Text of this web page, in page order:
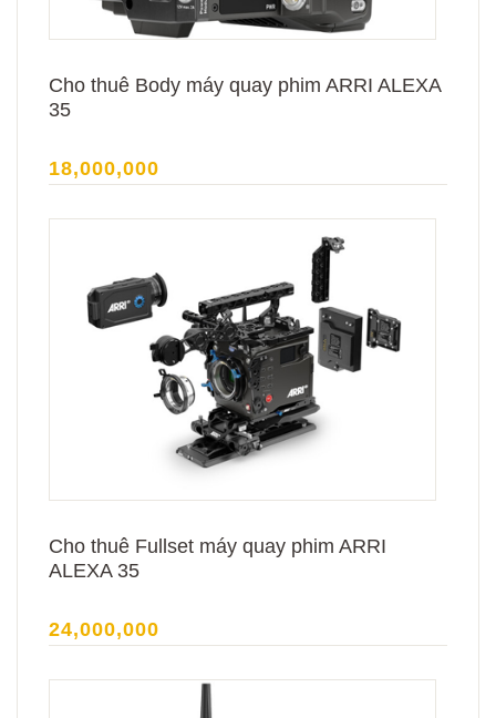
Cho thuê Body máy quay phim ARRI ALEXA
35
18,000,000
Cho thuê Fullset máy quay phim ARRI
ALEXA 35
24,000,000